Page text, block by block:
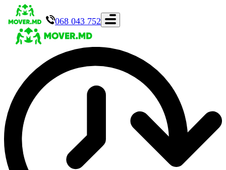
068 043 752